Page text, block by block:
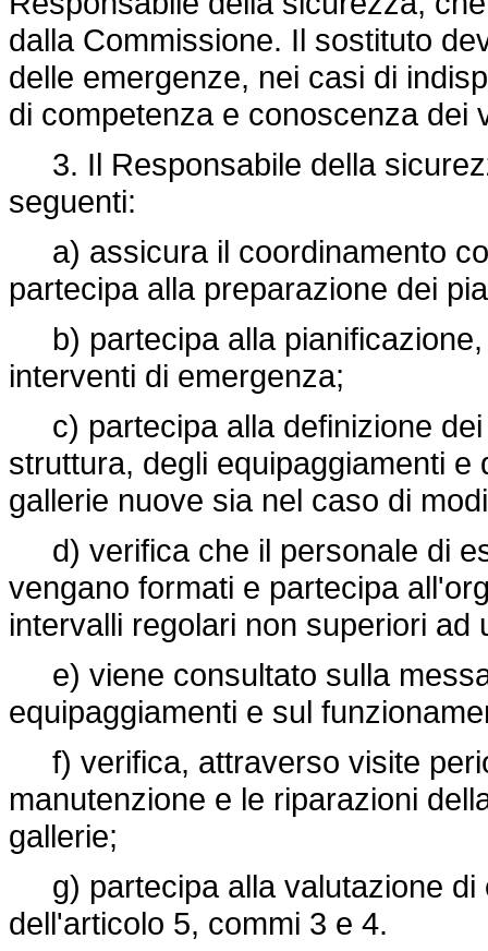
dalla Commissione. Il sostituto
delle emergenze, nei casi di
di competenza e conoscenza dei
3. Il Responsabile della
seguenti:
a) assicura il coordinamento
partecipa alla preparazione dei
b) partecipa alla pianificazione,
interventi di emergenza;
c) partecipa alla definizione dei
struttura, degli equipaggiamenti
gallerie nuove sia nel caso di
d) verifica che il personale di
vengano formati e partecipa
intervalli regolari non superiori ad
e) viene consultato sulla
equipaggiamenti e sul
f) verifica, attraverso visite
manutenzione e le riparazioni
gallerie;
g) partecipa alla valutazione di
dell'articolo 5, commi 3 e 4.